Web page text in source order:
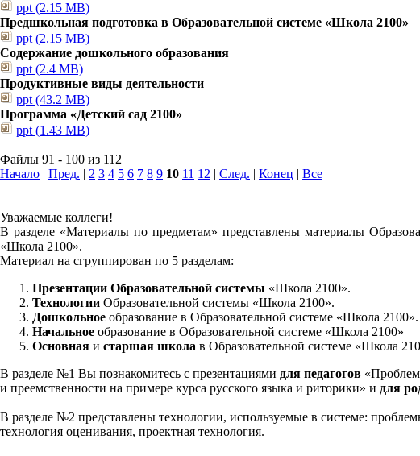
ppt (2.15 MB)
Предшкольная подготовка в Образовательной системе «Школа 2100»
ppt (2.15 MB)
Содержание дошкольного образования
ppt (2.4 MB)
Продуктивные виды деятельности
ppt (43.2 MB)
Программа «Детский сад 2100»
ppt (1.43 MB)
Файлы 91 - 100 из 112
Начало | Пред. | 2 3 4 5 6 7 8 9 10 11 12 | След. | Конец | Все
Уважаемые коллеги!
В разделе «Материалы по предметам» представлены материалы
«Школа 2100».
Материал на сгруппирован по 5 разделам:
Презентации Образовательной системы «Школа 2100».
Технологии Образовательной системы «Школа 2100».
Дошкольное образование в Образовательной системе «Школа 2100».
Начальное образование в Образовательной системе «Школа 2100»
Основная и старшая школа в Образовательной системе «Школа
В разделе №1 Вы познакомитесь с презентациями для педагогов
и преемственности на примере курса русского языка и риторики» и для
В разделе №2 представлены технологии, используемые в системе:
технология оценивания, проектная технология.